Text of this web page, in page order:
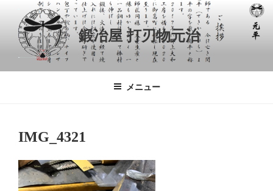
鍛冶屋 打刃物元治
メニュー
IMG_4321